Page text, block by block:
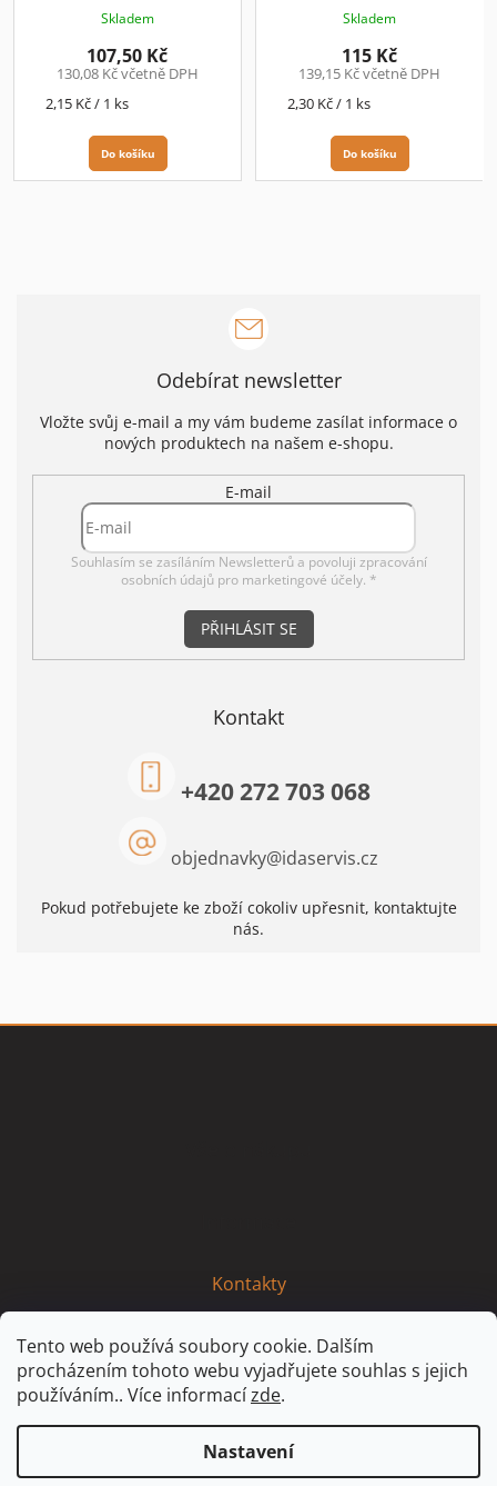
Tento web používá soubory cookie. Dalším
procházením tohoto webu vyjadřujete souhlas s jejich
používáním.. Více informacízde.
Nastavení
Skladem
130,08 Kč včetně DPH
107,50 Kč
Měrná
2,15 Kč / 1 ks
Do košíku
Skladem
139,15 Kč včetně DPH
115 Kč
Měrná
2,30 Kč / 1 ks
Do košíku
Odebírat newsletter
Vložte svůj e-mail a my vám budeme zasílat informace o
nových produktech na našem e-shopu.
E-mail
Souhlasím se zasíláním Newsletterů a povoluji zpracování
osobních údajů pro marketingové účely. *
PŘIHLÁSIT SE
Kontakt
objednavky@idaservis.cz
+420 272 703 068
Pokud potřebujete ke zboží cokoliv upřesnit, kontaktujte
nás.
Kontakty
Vytvořil Shoptet Partner: MirandaMedia Group, s.r.o.